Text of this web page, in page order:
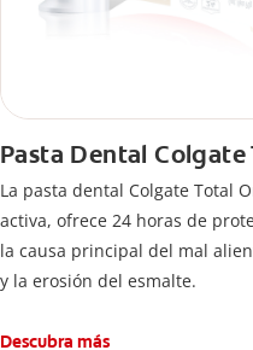
Pasta Dental
La pasta dental Colgate Total
activa, ofrece 24 horas de
la causa principal del mal
y la erosión del esmalte.
Descubra más